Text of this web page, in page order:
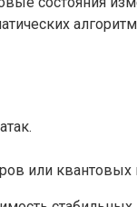
или квантовых